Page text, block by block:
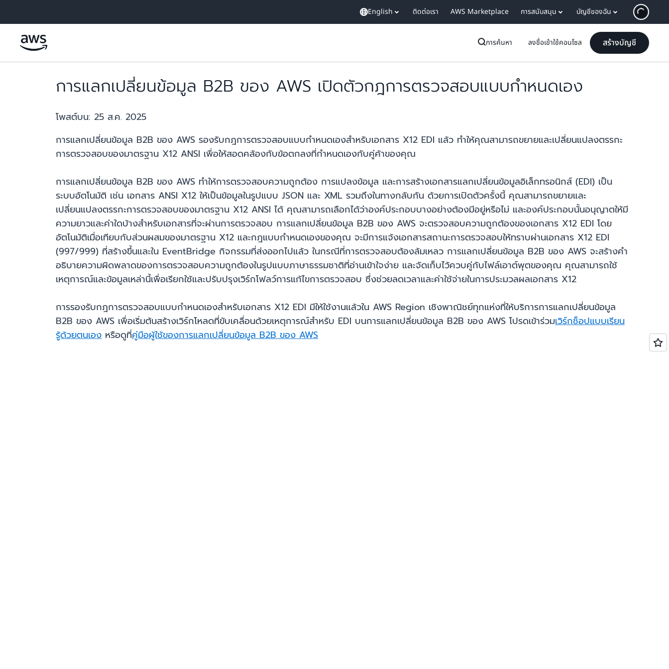
English ติดต่อเรา AWS Marketplace การสนับสนุน บัญชีของฉัน
การค้นหา ลงชื่อเข้าใช้คอนโซล สร้างบัญชี
การแลกเปลี่ยนข้อมูล B2B ของ AWS เปิดตัวกฎการตรวจสอบแบบกำหนดเอง
โพสต์บน: 25 ส.ค. 2025
การแลกเปลี่ยนข้อมูล B2B ของ AWS รองรับกฎการตรวจสอบแบบกำหนดเองสำหรับเอกสาร X12 EDI แล้ว ทำให้คุณสามารถขยายและเปลี่ยนแปลงตรรกะ
การตรวจสอบของมาตรฐาน X12 ANSI เพื่อให้สอดคล้องกับข้อตกลงที่กำหนดเองกับคู่ค้าของคุณ
การแลกเปลี่ยนข้อมูล B2B ของ AWS ทำให้การตรวจสอบความถูกต้อง การแปลงข้อมูล และการสร้างเอกสารแลกเปลี่ยนข้อมูลอิเล็กทรอนิกส์ (EDI) เป็น
ระบบอัตโนมัติ เช่น เอกสาร ANSI X12 ให้เป็นข้อมูลในรูปแบบ JSON และ XML รวมถึงในทางกลับกัน ด้วยการเปิดตัวครั้งนี้ คุณสามารถขยายและ
เปลี่ยนแปลงตรรกะการตรวจสอบของมาตรฐาน X12 ANSI ได้ คุณสามารถเลือกได้ว่าองค์ประกอบบางอย่างต้องมีอยู่หรือไม่ และองค์ประกอบนั้นอนุญาตให้มี
ความยาวและค่าใดบ้างสำหรับเอกสารที่จะผ่านการตรวจสอบ การแลกเปลี่ยนข้อมูล B2B ของ AWS จะตรวจสอบความถูกต้องของเอกสาร X12 EDI โดย
อัตโนมัติเมื่อเทียบกับส่วนผสมของมาตรฐาน X12 และกฎแบบกำหนดเองของคุณ จะมีการแจ้งเอกสารสถานะการตรวจสอบให้ทราบผ่านเอกสาร X12 EDI
(997/999) ที่สร้างขึ้นและใน EventBridge กิจกรรมที่ส่งออกไปแล้ว ในกรณีที่การตรวจสอบต้องล้มเหลว การแลกเปลี่ยนข้อมูล B2B ของ AWS จะสร้างคำ
อธิบายความผิดพลาดของการตรวจสอบความถูกต้องในรูปแบบภาษาธรรมชาติที่อ่านเข้าใจง่าย และจัดเก็บไว้ควบคู่กับไฟล์เอาต์พุตของคุณ คุณสามารถใช้
เหตุการณ์และข้อมูลเหล่านี้เพื่อเรียกใช้และปรับปรุงเวิร์กโฟลว์การแก้ไขการตรวจสอบ ซึ่งช่วยลดเวลาและค่าใช้จ่ายในการประมวลผลเอกสาร X12
การรองรับกฎการตรวจสอบแบบกำหนดเองสำหรับเอกสาร X12 EDI มีให้ใช้งานแล้วใน AWS Region เชิงพาณิชย์ทุกแห่งที่ให้บริการการแลกเปลี่ยนข้อมูล
B2B ของ AWS เพื่อเริ่มต้นสร้างเวิร์กโหลดที่ขับเคลื่อนด้วยเหตุการณ์สำหรับ EDI บนการแลกเปลี่ยนข้อมูล B2B ของ AWS โปรดเข้าร่วมเวิร์กช็อปแบบเรียน
รู้ด้วยตนเอง หรือดูที่คู่มือผู้ใช้ของการแลกเปลี่ยนข้อมูล B2B ของ AWS